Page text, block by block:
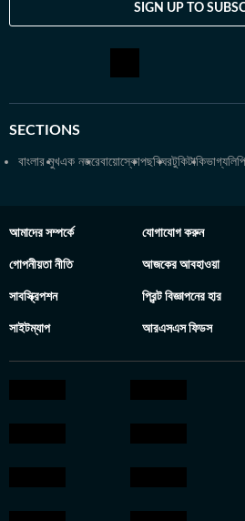
SIGN UP TO
SECTIONS
বাংলার মুখএক নজরেবায়োস্কোপছবিঘরটুকিটাকিভাগ্যলিপি
আমাদের সম্পর্কে যোগাযোগ করুন
গোপনীয়তা নীতি আজকের আবহাওয়া
সাবস্ক্রিপশন প্রিন্ট বিজ্ঞাপনের হার
সাইটম্যাপ আরএসএস ফিডস